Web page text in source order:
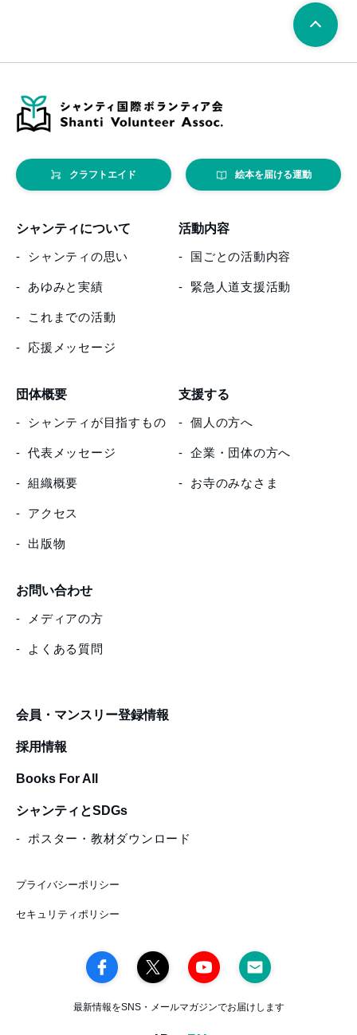
クラフトエイド 絵本を届ける運動
シャンティについて
シャンティの思い
あゆみと実績
これまでの活動
応援メッセージ
活動内容
国ごとの活動内容
緊急人道支援活動
団体概要
シャンティが目指すもの
代表メッセージ
組織概要
アクセス
出版物
支援する
個人の方へ
企業・団体の方へ
お寺のみなさま
お問い合わせ
メディアの方
よくある質問
会員・マンスリー登録情報
採用情報
Books For All
シャンティとSDGs
ポスター・教材ダウンロード
プライバシーポリシー
セキュリティポリシー
最新情報をSNS・メールマガジンでお届けします